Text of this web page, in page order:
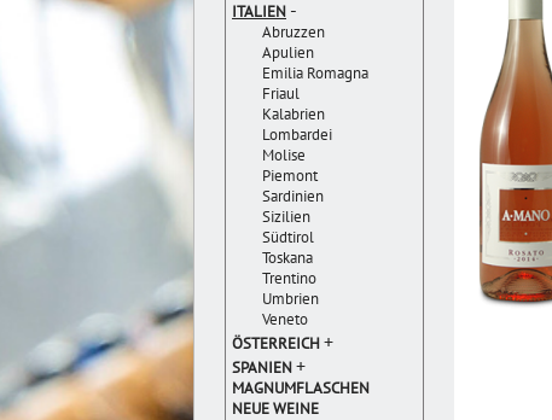
ITALIEN -
Abruzzen
Apulien
Emilia Romagna
Friaul
Kalabrien
Lombardei
Molise
Piemont
Sardinien
Sizilien
Südtirol
Toskana
Trentino
Umbrien
Veneto
ÖSTERREICH+
SPANIEN+
MAGNUMFLASCHEN
NEUE WEINE